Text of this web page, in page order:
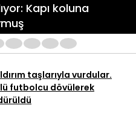
Kapı koluna
taşlarıyla vurdular.
futbolcu dövülerek